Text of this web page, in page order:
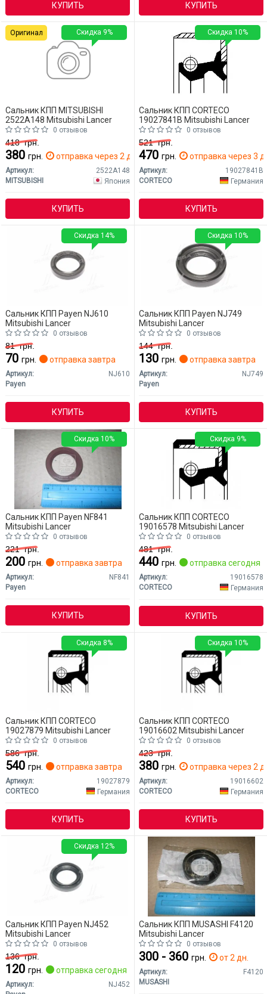
КУПИТЬ КУПИТЬ
Сальник КПП MITSUBISHI
2522A148 Mitsubishi Lancer
0 отзывов
418грн.
380 грн. отправка через 2 дн.
Артикул:
2522A148
MITSUBISHI
Япония
КУПИТЬ
Скидка 9%
Оригинал
Сальник КПП CORTECO
19027841B Mitsubishi Lancer
0 отзывов
521грн.
470 грн. отправка через 3
Артикул:
19027841B
CORTECO
Германия
КУПИТЬ
Скидка 10%
Сальник КПП Payen NJ610
Mitsubishi Lancer
0 отзывов
81грн.
70 грн. отправка завтра
Артикул:
NJ610
Payen
КУПИТЬ
Скидка 14%
Сальник КПП Payen NJ749
Mitsubishi Lancer
0 отзывов
144грн.
130 грн. отправка завтра
Артикул:
NJ749
Payen
КУПИТЬ
Скидка 10%
Сальник КПП Payen NF841
Mitsubishi Lancer
0 отзывов
221грн.
200 грн. отправка завтра
Артикул:
NF841
Payen
КУПИТЬ
Скидка 10%
Сальник КПП CORTECO
19016578 Mitsubishi Lancer
0 отзывов
481грн.
440 грн. отправка сегодня
Артикул:
19016578
CORTECO
Германия
КУПИТЬ
Скидка 9%
Сальник КПП CORTECO
19027879 Mitsubishi Lancer
0 отзывов
586грн.
540 грн. отправка завтра
Артикул:
19027879
CORTECO
Германия
КУПИТЬ
Скидка 8%
Сальник КПП CORTECO
19016602 Mitsubishi Lancer
0 отзывов
423грн.
380 грн. отправка через 2
Артикул:
19016602
CORTECO
Германия
КУПИТЬ
Скидка 10%
Сальник КПП Payen NJ452
Mitsubishi Lancer
0 отзывов
136грн.
120 грн. отправка сегодня
Артикул:
NJ452
Скидка 12%
Сальник КПП MUSASHI F4120
Mitsubishi Lancer
0 отзывов
300 - 360 грн. от 2 дн.
Артикул:
F4120
MUSASHI